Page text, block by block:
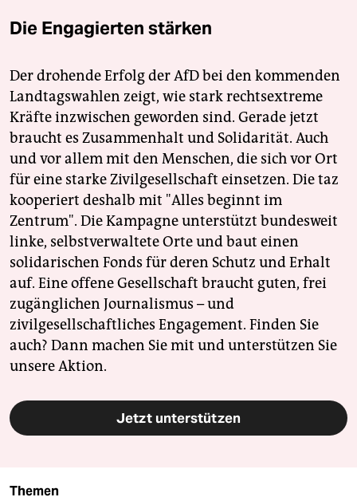
Die Engagierten stärken
Der drohende Erfolg der AfD bei den kommenden
Landtagswahlen zeigt, wie stark rechtsextreme
Kräfte inzwischen geworden sind. Gerade jetzt
braucht es Zusammenhalt und Solidarität. Auch
und vor allem mit den Menschen, die sich vor Ort
für eine starke Zivilgesellschaft einsetzen. Die taz
kooperiert deshalb mit "Alles beginnt im
Zentrum". Die Kampagne unterstützt bundesweit
linke, selbstverwaltete Orte und baut einen
solidarischen Fonds für deren Schutz und Erhalt
auf. Eine offene Gesellschaft braucht guten, frei
zugänglichen Journalismus – und
zivilgesellschaftliches Engagement. Finden Sie
auch? Dann machen Sie mit und unterstützen Sie
unsere Aktion.
Jetzt unterstützen
Themen